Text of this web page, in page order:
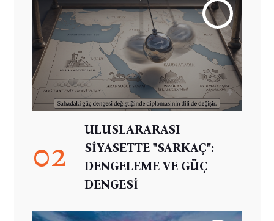
02
ULUSLARARASI
SİYASETTE "SARKAÇ":
DENGELEME VE GÜÇ
DENGESİ